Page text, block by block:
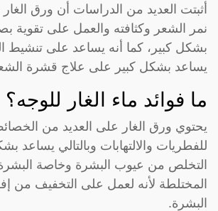
أثبتت العديد من الدراسات أن ورق
نمر الشعر وكثافته والعمل على تقوية
بشكل كبير، كما أنه يساعد على تنشيط
يساعد بشكل كبير على علاج قشرة
ما فوائد ماء الغار للوجه؟
يحتوي ورق الغار على العديد من
للفطريات والالتهابات وبالتالي يساعد
التخلص من عيوب البشرة وخاصة البشرة
المختلطة لأنه لعمل على التخفيف من
البشرة.